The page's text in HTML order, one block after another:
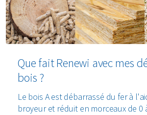
Que fait Renewi avec mes
bois ?
Le bois A est débarrassé du fer à
broyeur et réduit en morceaux de 0